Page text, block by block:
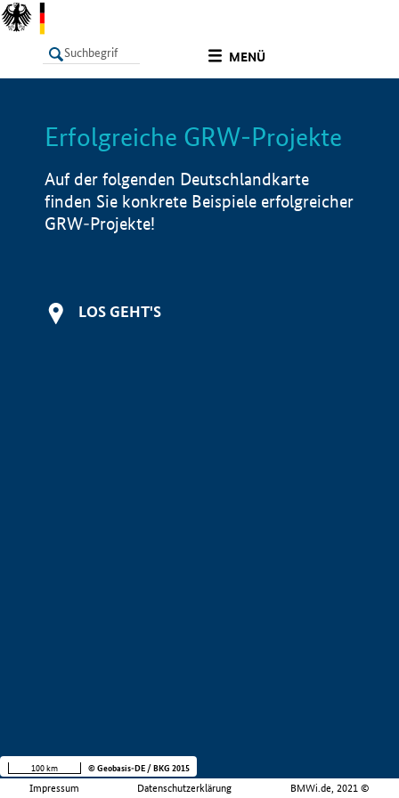
MENÜ
LISTE Info
Erfolgreiche GRW-Projekte
Auf der folgenden Deutschlandkarte
finden Sie konkrete Beispiele erfolgreicher
GRW-Projekte!
LOS GEHT'S
Impressum Datenschutzerklärung BMWi.de, 2021 ©
100 km © Geobasis-DE / BKG 2015